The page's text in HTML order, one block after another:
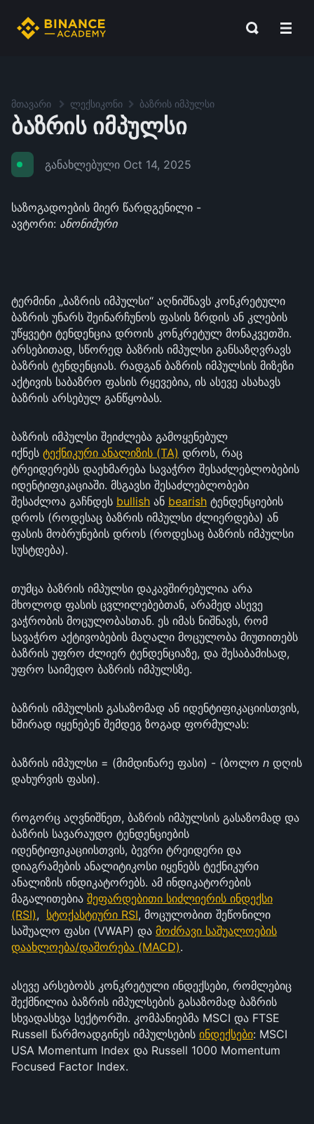
მთავარი ლექსიკონი ბაზრის იმპულსი
ბაზრის იმპულსი
განახლებული Oct 14, 2025
საზოგადოების მიერ წარდგენილი -
ავტორი: ანონიმური
ტერმინი „ბაზრის იმპულსი“ აღნიშნავს კონკრეტული
ბაზრის უნარს შეინარჩუნოს ფასის ზრდის ან კლების
უწყვეტი ტენდენცია დროის კონკრეტულ მონაკვეთში.
არსებითად, სწორედ ბაზრის იმპულსი განსაზღვრავს
ბაზრის ტენდენციას. რადგან ბაზრის იმპულსის მიზეზი
აქტივის საბაზრო ფასის რყევებია, ის ასევე ასახავს
ბაზრის არსებულ განწყობას.
ბაზრის იმპულსი შეიძლება გამოყენებულ
იქნეს ტექნიკური ანალიზის (TA) დროს, რაც
ტრეიდერებს დაეხმარება სავაჭრო შესაძლებლობების
იდენტიფიკაციაში. მსგავსი შესაძლებლობები
შესაძლოა გაჩნდეს bullish ან bearish ტენდენციების
დროს (როდესაც ბაზრის იმპულსი ძლიერდება) ან
ფასის მობრუნების დროს (როდესაც ბაზრის იმპულსი
სუსტდება).
თუმცა ბაზრის იმპულსი დაკავშირებულია არა
მხოლოდ ფასის ცვლილებებთან, არამედ ასევე
ვაჭრობის მოცულობასთან. ეს იმას ნიშნავს, რომ
სავაჭრო აქტივობების მაღალი მოცულობა მიუთითებს
ბაზრის უფრო ძლიერ ტენდენციაზე, და შესაბამისად,
უფრო საიმედო ბაზრის იმპულსზე.
ბაზრის იმპულსის გასაზომად ან იდენტიფიკაციისთვის,
ხშირად იყენებენ შემდეგ ზოგად ფორმულას:
ბაზრის იმპულსი = (მიმდინარე ფასი) - (ბოლო n დღის
დახურვის ფასი).
როგორც აღვნიშნეთ, ბაზრის იმპულსის გასაზომად და
ბაზრის სავარაუდო ტენდენციების
იდენტიფიკაციისთვის, ბევრი ტრეიდერი და
დიაგრამების ანალიტიკოსი იყენებს ტექნიკური
ანალიზის ინდიკატორებს. ამ ინდიკატორების
მაგალითებია შეფარდებითი სიძლიერის ინდექსი
(RSI), სტოქასტიური RSI, მოცულობით შეწონილი
საშუალო ფასი (VWAP) და მოძრავი საშუალოების
დაახლოება/დაშორება (MACD).
ასევე არსებობს კონკრეტული ინდექსები, რომლებიც
შექმნილია ბაზრის იმპულსების გასაზომად ბაზრის
სხვადასხვა სექტორში. კომპანიებმა MSCI და FTSE
Russell წარმოადგინეს იმპულსების ინდექსები: MSCI
USA Momentum Index და Russell 1000 Momentum
Focused Factor Index.